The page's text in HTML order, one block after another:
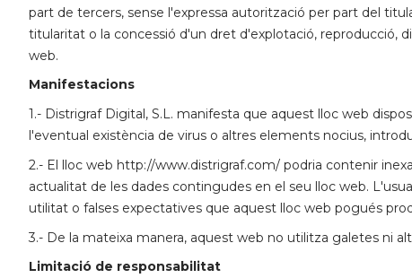
part de tercers, sense l'expressa autorització per part del
titularitat o la concessió d'un dret d'explotació, reproducció,
web.
Manifestacions
1.- Distrigraf Digital, S.L. manifesta que aquest lloc web
l'eventual existència de virus o altres elements nocius,
2.- El lloc web http://www.distrigraf.com/ podria contenir
actualitat de les dades contingudes en el seu lloc web.
utilitat o falses expectatives que aquest lloc web pogués
3.- De la mateixa manera, aquest web no utilitza galetes ni
Limitació de responsabilitat